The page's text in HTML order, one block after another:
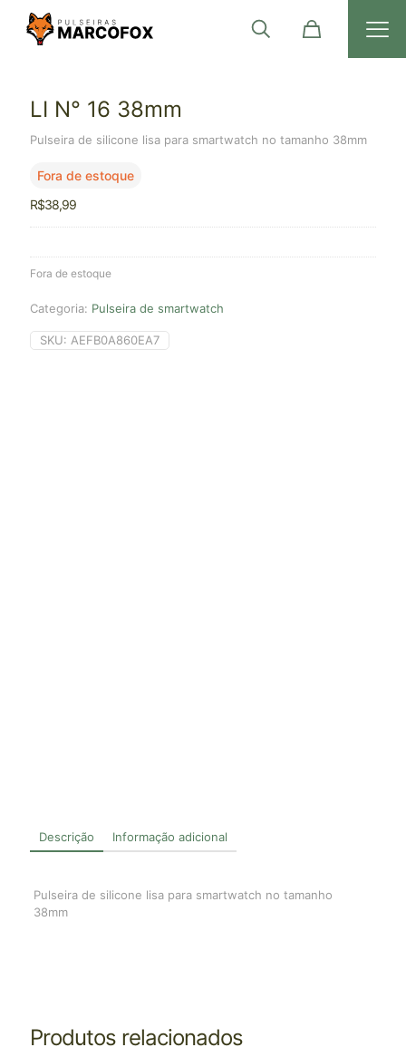
Descrição Informação adicional
Pulseira de silicone lisa para smartwatch no tamanho
38mm
LI N° 16 38mm
Pulseira de silicone lisa para smartwatch no tamanho 38mm
Fora de estoque
R$38,99
Fora de estoque
Categoria: Pulseira de smartwatch
SKU: AEFB0A860EA7
Produtos relacionados